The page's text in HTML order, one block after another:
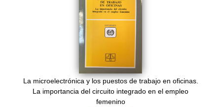
La microelectrónica y los puestos de trabajo en oficinas.
La importancia del circuito integrado en el empleo
femenino